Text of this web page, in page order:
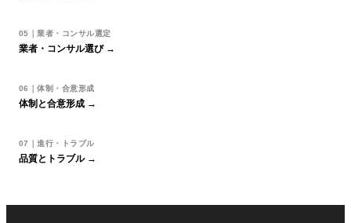
05｜業者・コンサル選定
業者・コンサル選び →
06｜体制・合意形成
体制と合意形成 →
07｜進行・トラブル
品質とトラブル →